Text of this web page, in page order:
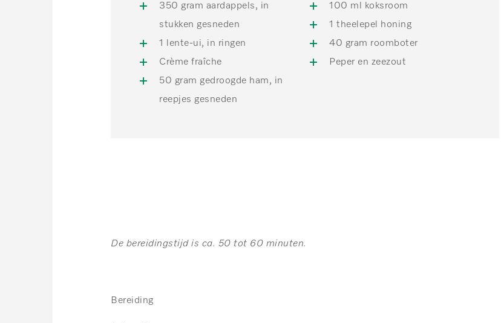
350 gram aardappels, in
stukken gesneden
1 lente-ui, in ringen
Crème fraîche
50 gram gedroogde ham, in
reepjes gesneden
100 ml koksroom
1 theelepel honing
40 gram roomboter
Peper en zeezout
De bereidingstijd is ca. 50 tot 60 minuten.
Bereiding